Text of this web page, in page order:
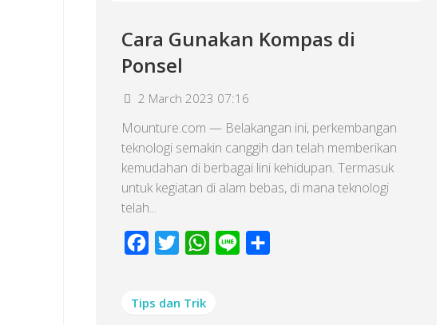
Cara Gunakan Kompas di
Ponsel
2 March 2023 07:16
Mounture.com — Belakangan ini, perkembangan
teknologi semakin canggih dan telah memberikan
kemudahan di berbagai lini kehidupan. Termasuk
untuk kegiatan di alam bebas, di mana teknologi
telah...
Facebook
Twitter WhatsApp
Line
Tips dan Trik